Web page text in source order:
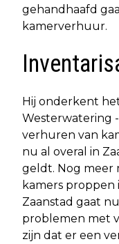
gehandhaafd
kamerverhuur.
Hij onderkent
Westerwatering
verhuren van
nu al overal in
geldt. Nog meer
kamers proppen
Zaanstad gaat
problemen met
zijn dat er een